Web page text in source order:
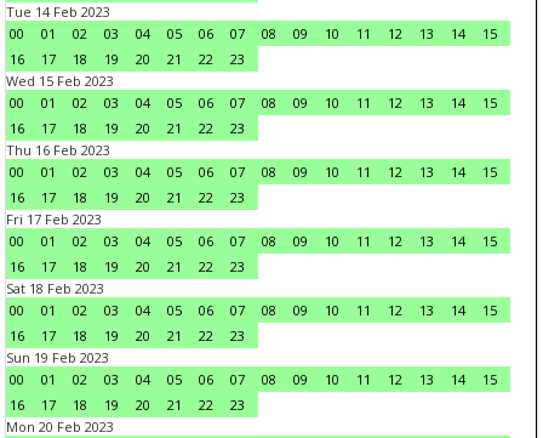
Tue 14 Feb 2023
00
01 02 03 04 05 06 07 08 09 10 11 12 13 14
15
16
17 18 19 20 21 22
23
Wed 15 Feb 2023
00
01 02 03 04 05 06 07 08 09 10 11 12 13 14
15
16
17 18 19 20 21 22
23
Thu 16 Feb 2023
00
01 02 03 04 05 06 07 08 09 10 11 12 13 14
15
16
17 18 19 20 21 22
23
Fri 17 Feb 2023
00
01 02 03 04 05 06 07 08 09 10 11 12 13 14
15
16
17 18 19 20 21 22
23
Sat 18 Feb 2023
00
01 02 03 04 05 06 07 08 09 10 11 12 13 14
15
16
17 18 19 20 21 22
23
Sun 19 Feb 2023
00
01 02 03 04 05 06 07 08 09 10 11 12 13 14
15
16
17 18 19 20 21 22
23
Mon 20 Feb 2023